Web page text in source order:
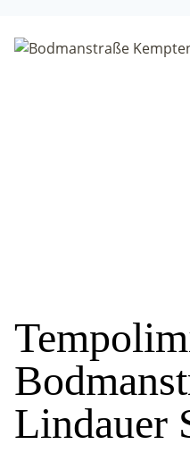
Lindauer